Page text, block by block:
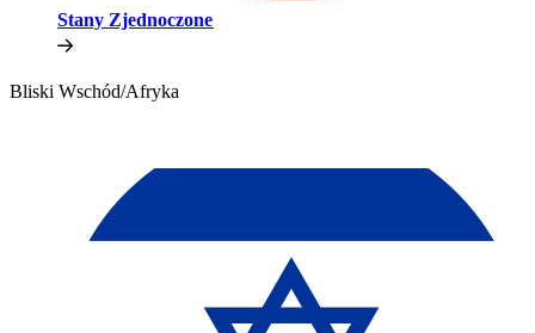
Stany Zjednoczone​​
Bliski Wschód/Afryka​​